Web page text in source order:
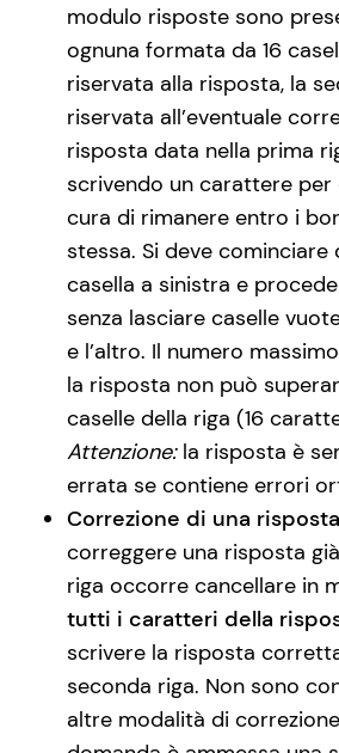
modulo risposte sono
ognuna formata da 16
riservata alla risposta, la
riservata all’eventuale
risposta data nella prima
scrivendo un carattere per
cura di rimanere entro i
stessa. Si deve cominciare
casella a sinistra e
senza lasciare caselle
e l’altro. Il numero
la risposta non può
caselle della riga (16
Attenzione:la risposta è
errata se contiene errori
Correzione di una risposta
correggere una risposta
riga occorre cancellare in
tutti i caratteri della
scrivere la risposta
seconda riga. Non sono
altre modalità di